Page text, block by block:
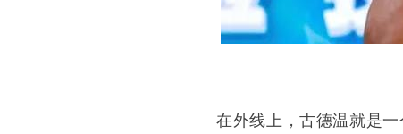
在外线上，古德温就是